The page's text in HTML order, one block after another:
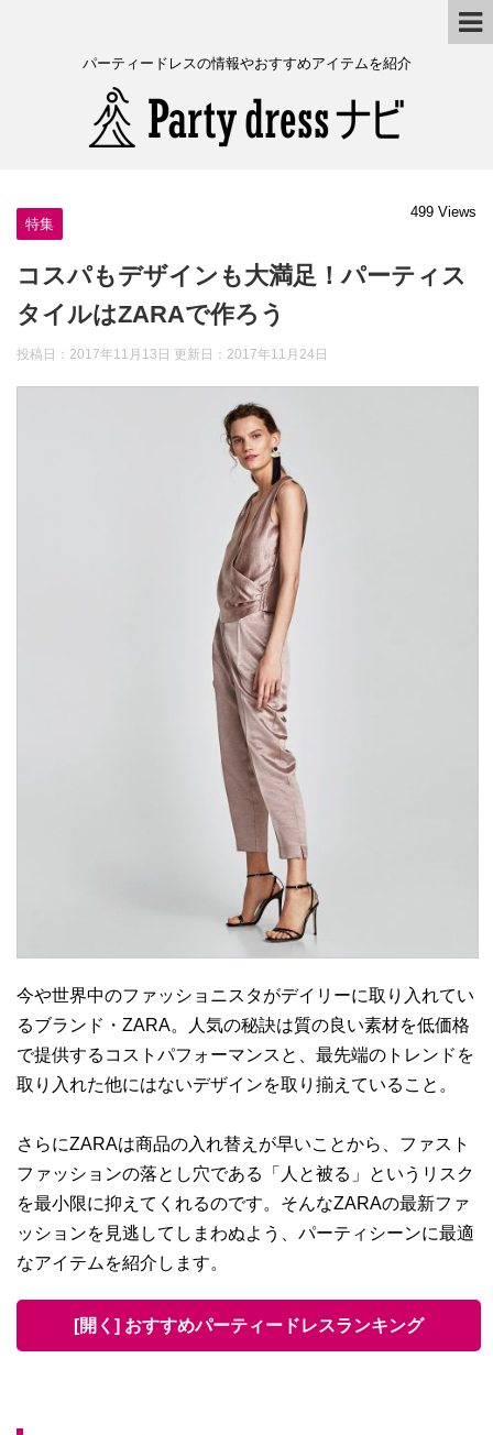
パーティードレスの情報やおすすめアイテムを紹介
特集
499 Views
コスパもデザインも大満足！パーティス
タイルはZARAで作ろう
投稿日：2017年11月13日 更新日： 2017年11月24日
今や世界中のファッショニスタがデイリーに取り入れてい
るブランド・ZARA。人気の秘訣は質の良い素材を低価格
で提供するコストパフォーマンスと、最先端のトレンドを
取り入れた他にはないデザインを取り揃えていること。
さらにZARAは商品の入れ替えが早いことから、ファスト
ファッションの落とし穴である「人と被る」というリスク
を最小限に抑えてくれるのです。そんなZARAの最新ファ
ッションを見逃してしまわぬよう、パーティシーンに最適
なアイテムを紹介します。
[開く] おすすめパーティードレスランキング